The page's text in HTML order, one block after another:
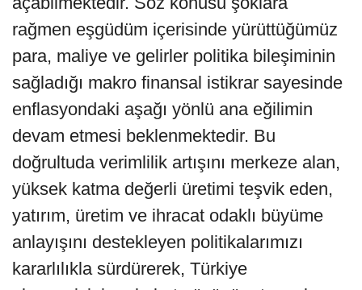
rağmen eşgüdüm içerisinde yürüttüğümüz
para, maliye ve gelirler politika bileşiminin
sağladığı makro finansal istikrar sayesinde
enflasyondaki aşağı yönlü ana eğilimin
devam etmesi beklenmektedir. Bu
doğrultuda verimlilik artışını merkeze alan,
yüksek katma değerli üretimi teşvik eden,
yatırım, üretim ve ihracat odaklı büyüme
anlayışını destekleyen politikalarımızı
kararlılıkla sürdürerek, Türkiye